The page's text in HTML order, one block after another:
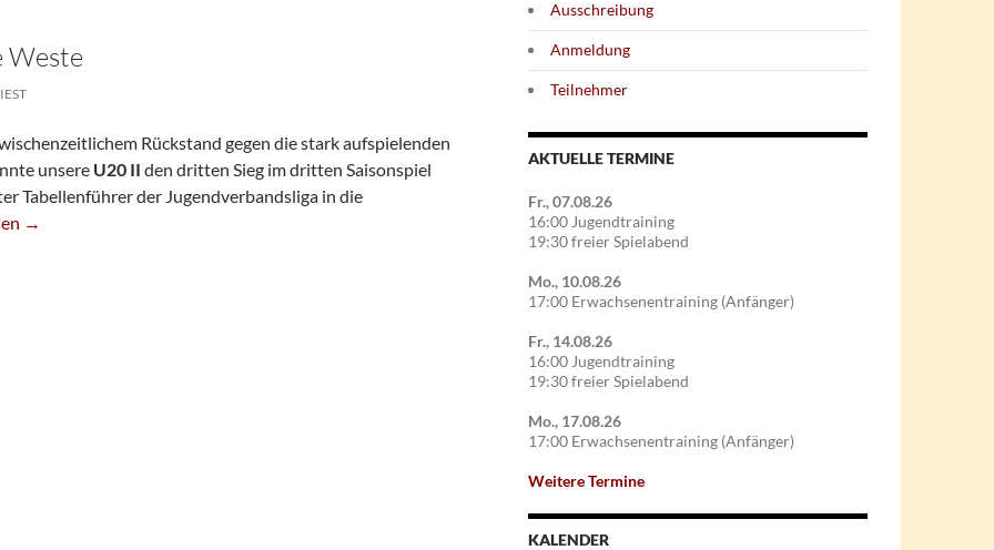
Weste
Rückstand gegen die stark aufspielenden
unsere U20 II den dritten Sieg im dritten Saisonspiel
Tabellenführer der Jugendverbandsliga in die
Weiße Weste
→
Ausschreibung
Anmeldung
Teilnehmer
AKTUELLE TERMINE
Fr., 07.08.26
16:00 Jugendtraining
19:30 freier Spielabend
Mo., 10.08.26
17:00 Erwachsenentraining (Anfänger)
Fr., 14.08.26
16:00 Jugendtraining
19:30 freier Spielabend
Mo., 17.08.26
17:00 Erwachsenentraining (Anfänger)
Weitere Termine
KALENDER